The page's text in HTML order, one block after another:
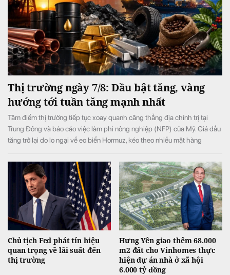
Thị trường ngày 7/8: Dầu bật tăng, vàng
hướng tới tuần tăng mạnh nhất
Tâm điểm thị trường tiếp tục xoay quanh căng thẳng địa chính trị tại
Trung Đông và báo cáo việc làm phi nông nghiệp (NFP) của Mỹ. Giá dầu
tăng trở lại do lo ngại về eo biển Hormuz, kéo theo nhiều mặt hàng
tuần tăng mạnh nhất kể từ tháng 1.
Chủ tịch Fed phát tín hiệu
quan trọng về lãi suất đến
thị trường
Hưng Yên giao thêm 68.000
m2 đất cho Vinhomes thực
hiện dự án nhà ở xã hội
6.000 tỷ đồng